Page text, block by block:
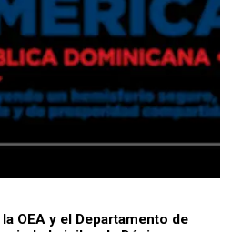
OEA y el Departamento de